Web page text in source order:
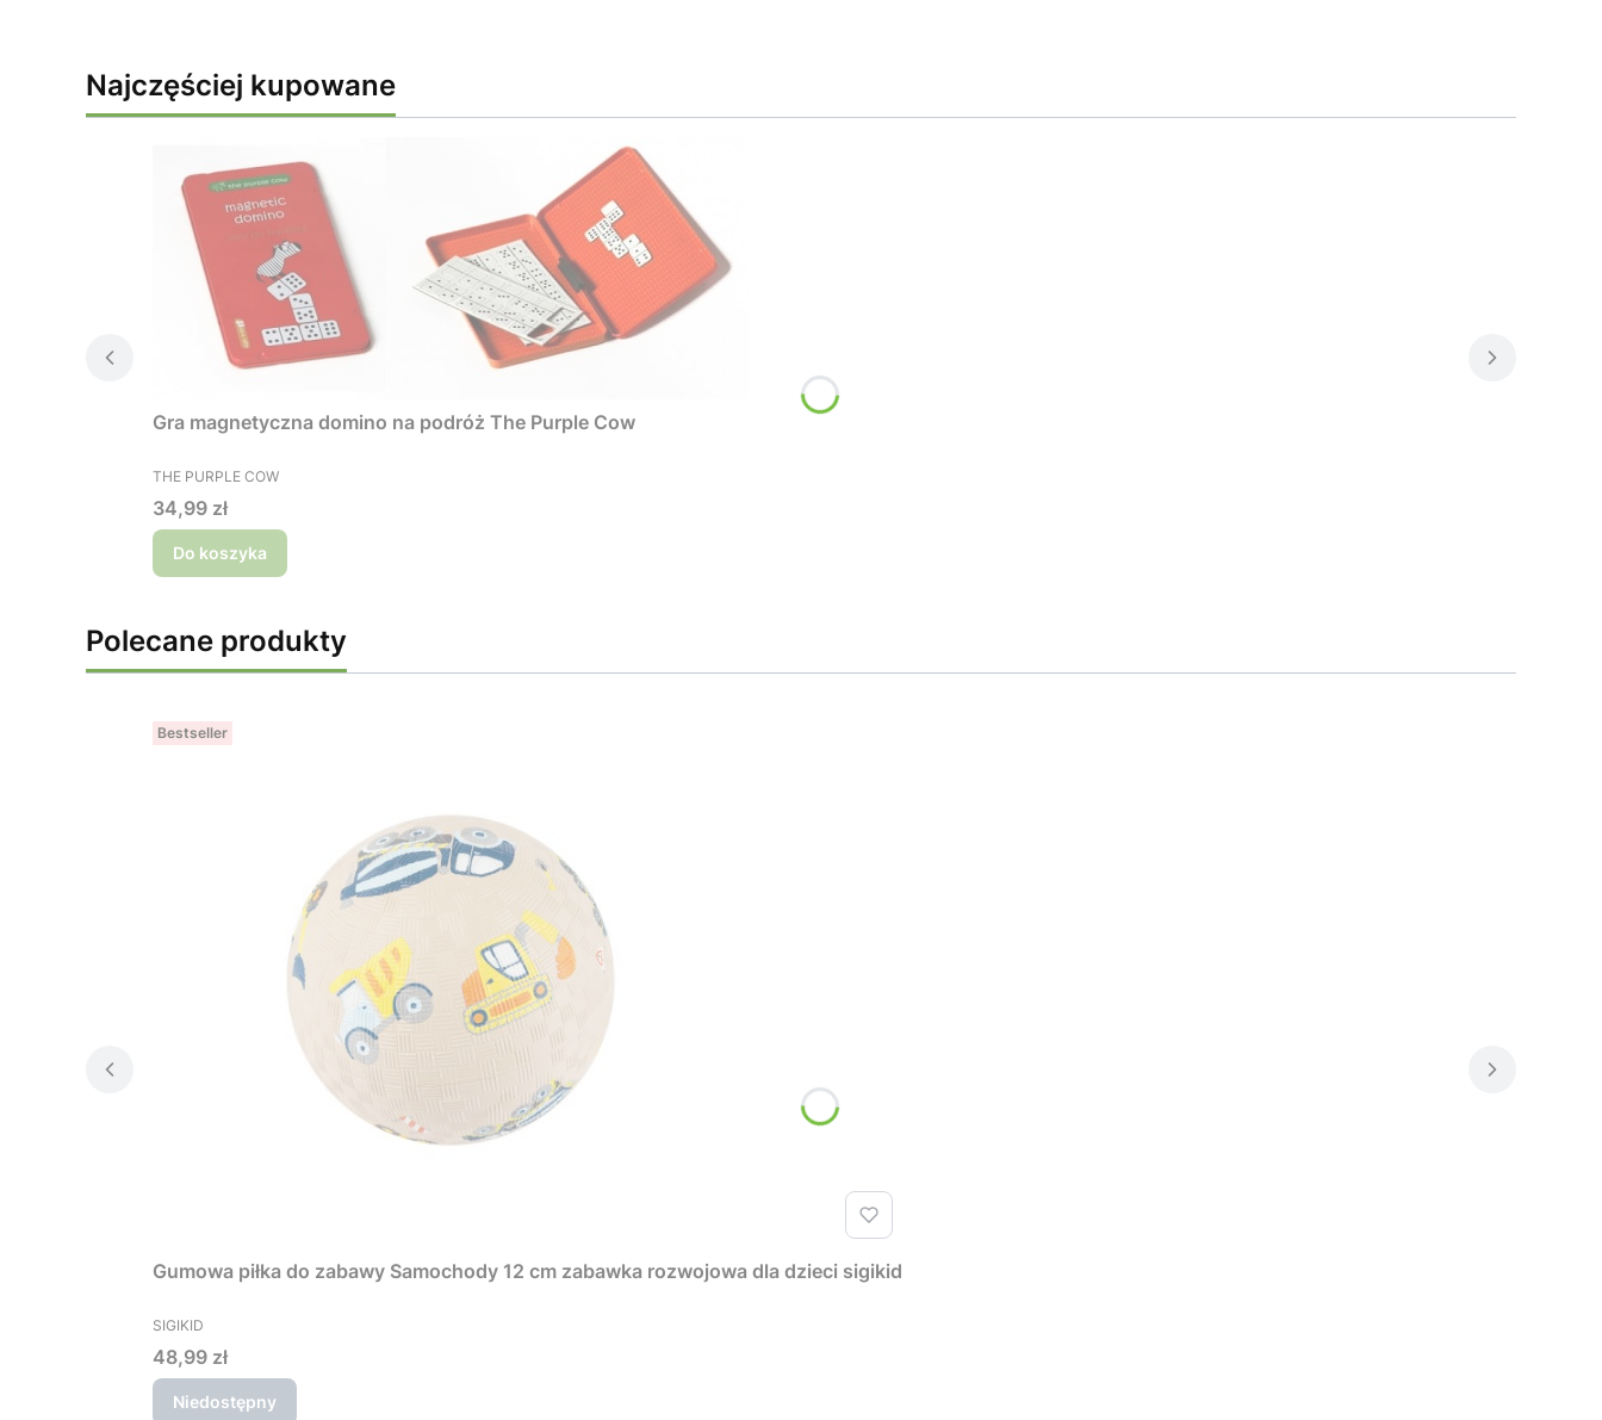
Najczęściej kupowane
Gra magnetyczna domino na podróż The Purple Cow
PRODUCENT
THE PURPLE COW
Cena
34,99 zł
Do koszyka
Polecane produkty
Bestseller
Gumowa piłka do zabawy Samochody 12 cm zabawka rozwojowa dla dzieci sigikid
PRODUCENT
SIGIKID
Cena
48,99 zł
Niedostępny